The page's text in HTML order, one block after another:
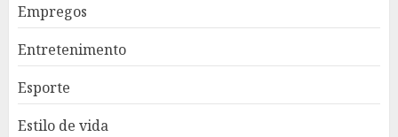
Empregos
Entretenimento
Esporte
Estilo de vida